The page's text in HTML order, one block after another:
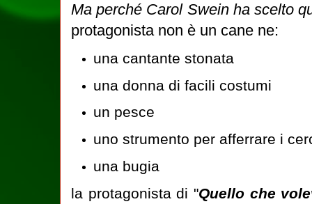
Ma perché Carol Swein ha scelto
protagonista non è un cane ne:
una cantante stonata
una donna di facili costumi
un pesce
uno strumento per afferrare i
una bugia
la protagonista di "Quello che